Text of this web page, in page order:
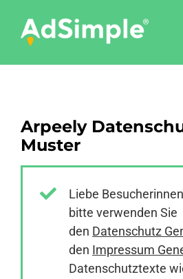
content
Tools
Pressemitteilungen
Arpeely
Muster
Liebe
bitte verwenden Sie
den Datenschutz
den Impressum
Datenschutztexte